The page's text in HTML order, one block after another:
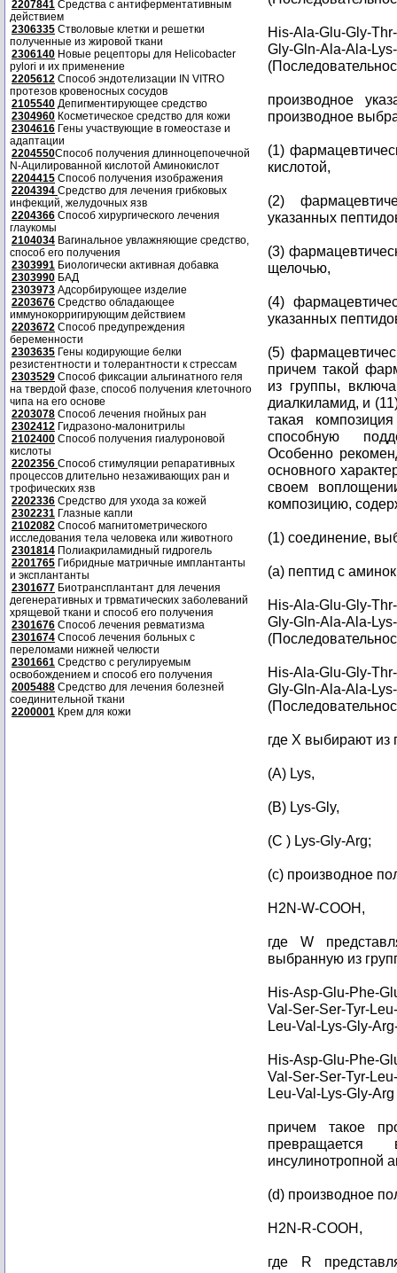
2207841 Средства с антиферментативным
действием
2306335 Стволовые клетки и решетки
полученные из жировой ткани
2306140 Новые рецепторы для Helicobacter
pylori и их применение
2205612 Способ эндотелизации IN VITRO
протезов кровеносных сосудов
2105540 Депигментирующее средство
2304960 Косметическое средство для кожи
2304616 Гены участвующие в гомеостазе и
адаптации
2204550Способ получения длинноцепочечной
N-Ацилированной кислотой Аминокислот
2204415 Способ получения изображения
2204394 Средство для лечения грибковых
инфекций, желудочных язв
2204366 Способ хирургического лечения
глаукомы
2104034 Вагинальное увлажняющие средство,
способ его получения
2303991 Биологически активная добавка
2303990 БАД
2303973 Адсорбирующее изделие
2203676 Средство обладающее
иммунокорригирующим действием
2203672 Способ предупреждения
беременности
2303635 Гены кодирующие белки
резистентности и толерантности к стрессам
2303529 Способ фиксации альгинатного геля
на твердой фазе, способ получения клеточного
чипа на его основе
2203078 Способ лечения гнойных ран
2302412 Гидразоно-малонитрилы
2102400 Способ получения гиалуроновой
кислоты
2202356 Способ стимуляции репаративных
процессов длительно незаживающих ран и
трофических язв
2202336 Средство для ухода за кожей
2302231 Глазные капли
2102082 Способ магнитометрического
исследования тела человека или животного
2301814 Полиакриламидный гидрогель
2201765 Гибридные матричные имплантанты
и эксплантанты
2301677 Биотрансплантант для лечения
дегенеративных и трвматических заболеваний
хрящевой ткани и способ его получения
2301676 Способ лечения ревматизма
2301674 Способ лечения больных с
переломами нижней челюсти
2301661 Средство с регулируемым
освобождением и способ его получения
2005488 Средство для лечения болезней
соединительной ткани
2200001 Крем для кожи
His-Ala-Glu-Gly-
Gly-Gln-Ala-Ala-
производное
производное
(1)
кислотой,
(2)
указанных
(3)
щелочью,
(4)
указанных
(5)
причем такой
из группы,
диалкиламид, и
такая
способную
Особенно
основного
своем
композицию,
(1) соединение,
(a) пептид с
His-Ala-Glu-Gly-
Gly-Gln-Ala-Ala-
His-Ala-Glu-Gly-
Gly-Gln-Ala-Ala-
где X выбирают
(A) Lys,
(B) Lys-Gly,
(C ) Lys-Gly-Arg;
(с) производное
H2N-W-COOH,
где W
выбранную из
His-Asp-Glu-Phe-
Val-Ser-Ser-Tyr-
Leu-Val-Lys-Gly-
His-Asp-Glu-Phe-
Val-Ser-Ser-Tyr-
Leu-Val-Lys-Gly-
причем такое
инсулинотропной
(d) производное
H2N-R-COOH,
где R